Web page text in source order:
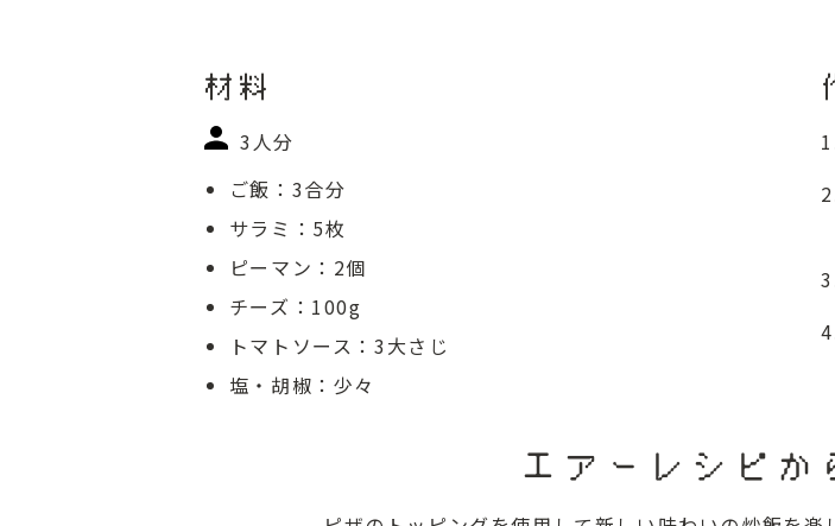
材料
3人分
ご飯：3合分
サラミ：5枚
ピーマン：2個
チーズ：100g
トマトソース：3大さじ
塩・胡椒：少々
エアーレシピか